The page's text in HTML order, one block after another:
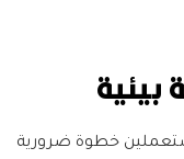
بيئية
خطوة ضرورية